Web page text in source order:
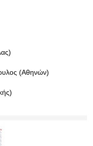
(Αθηνών)